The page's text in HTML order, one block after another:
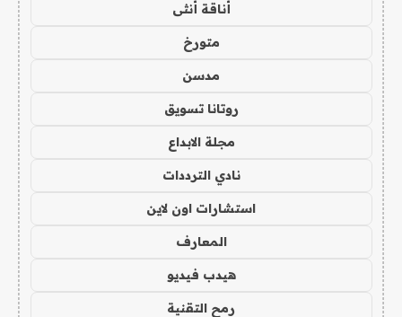
أناقة أنثى
متورخ
مدسن
روتانا تسويق
مجلة الابداع
نادي الترددات
استشارات اون لاين
المعارف
هيدب فيديو
رمح التقنية